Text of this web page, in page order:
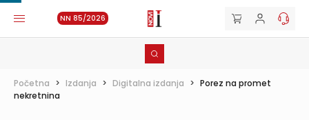
NN 85/2026
Početna > Izdanja > Digitalna izdanja > Porez na promet
nekretnina